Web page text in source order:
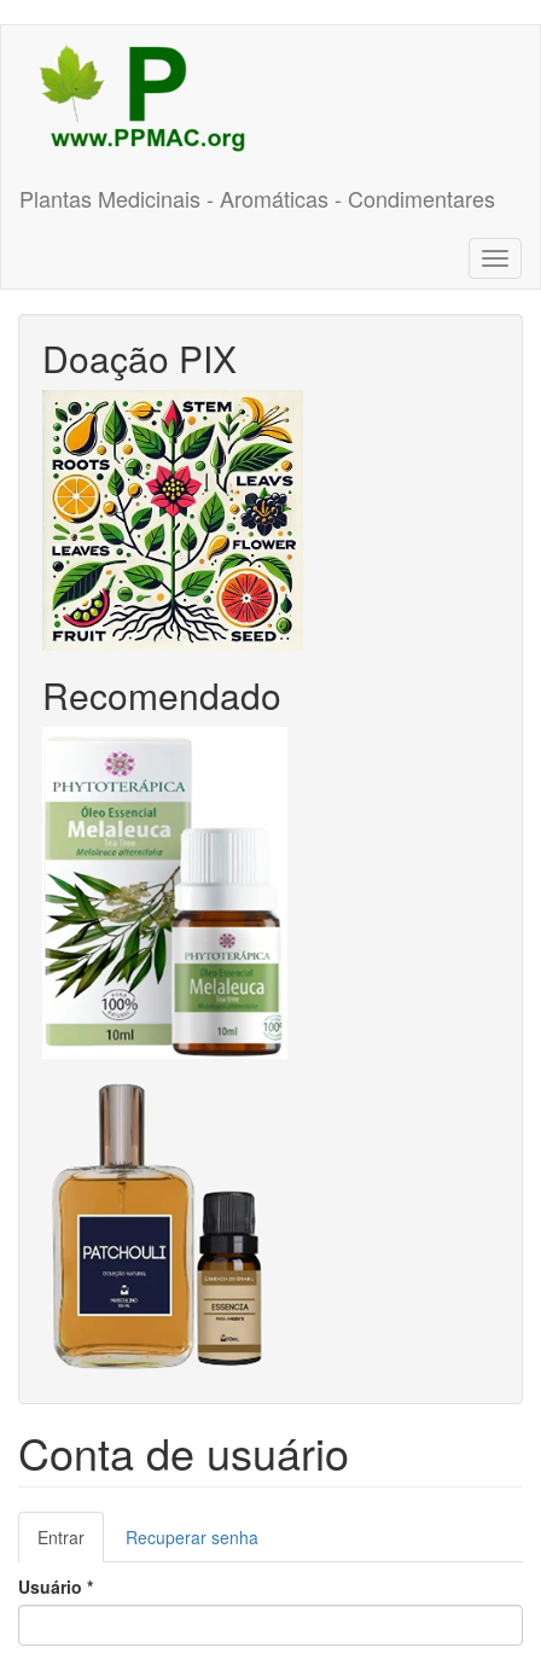
conteúdo
principal
Plantas Medicinais - Aromáticas - Condimentares
Doação PIX
Recomendado
Conta de usuário
Abas
primárias
Entrar
ativa)
Recuperar senha
Usuário *